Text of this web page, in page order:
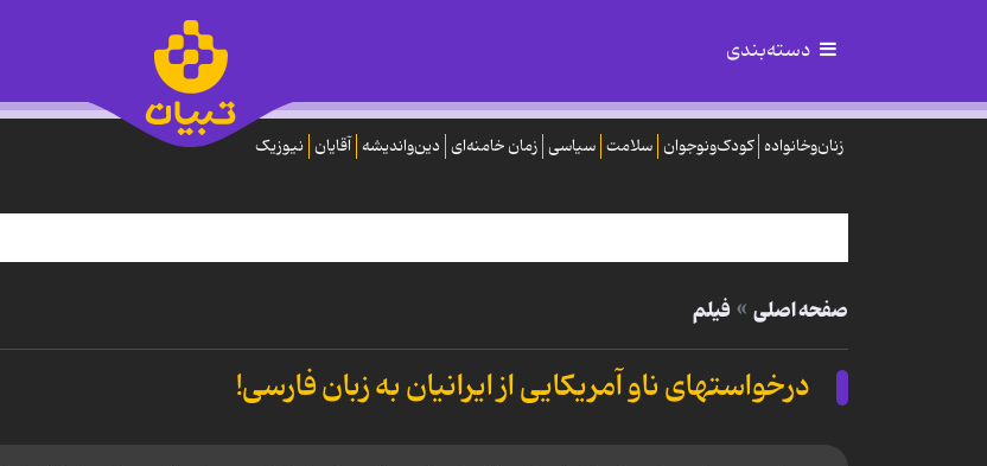
دسته‌بندی
زنان‌وخانواده کودک‌ونوجوان سلامت سیاسی زمان خامنه‌ای دین‌واندیشه آقایان نیوزیک
صفحه اصلی فیلم
درخواستهای ناو آمریکایی از ایرانیان به زبان فارسی!